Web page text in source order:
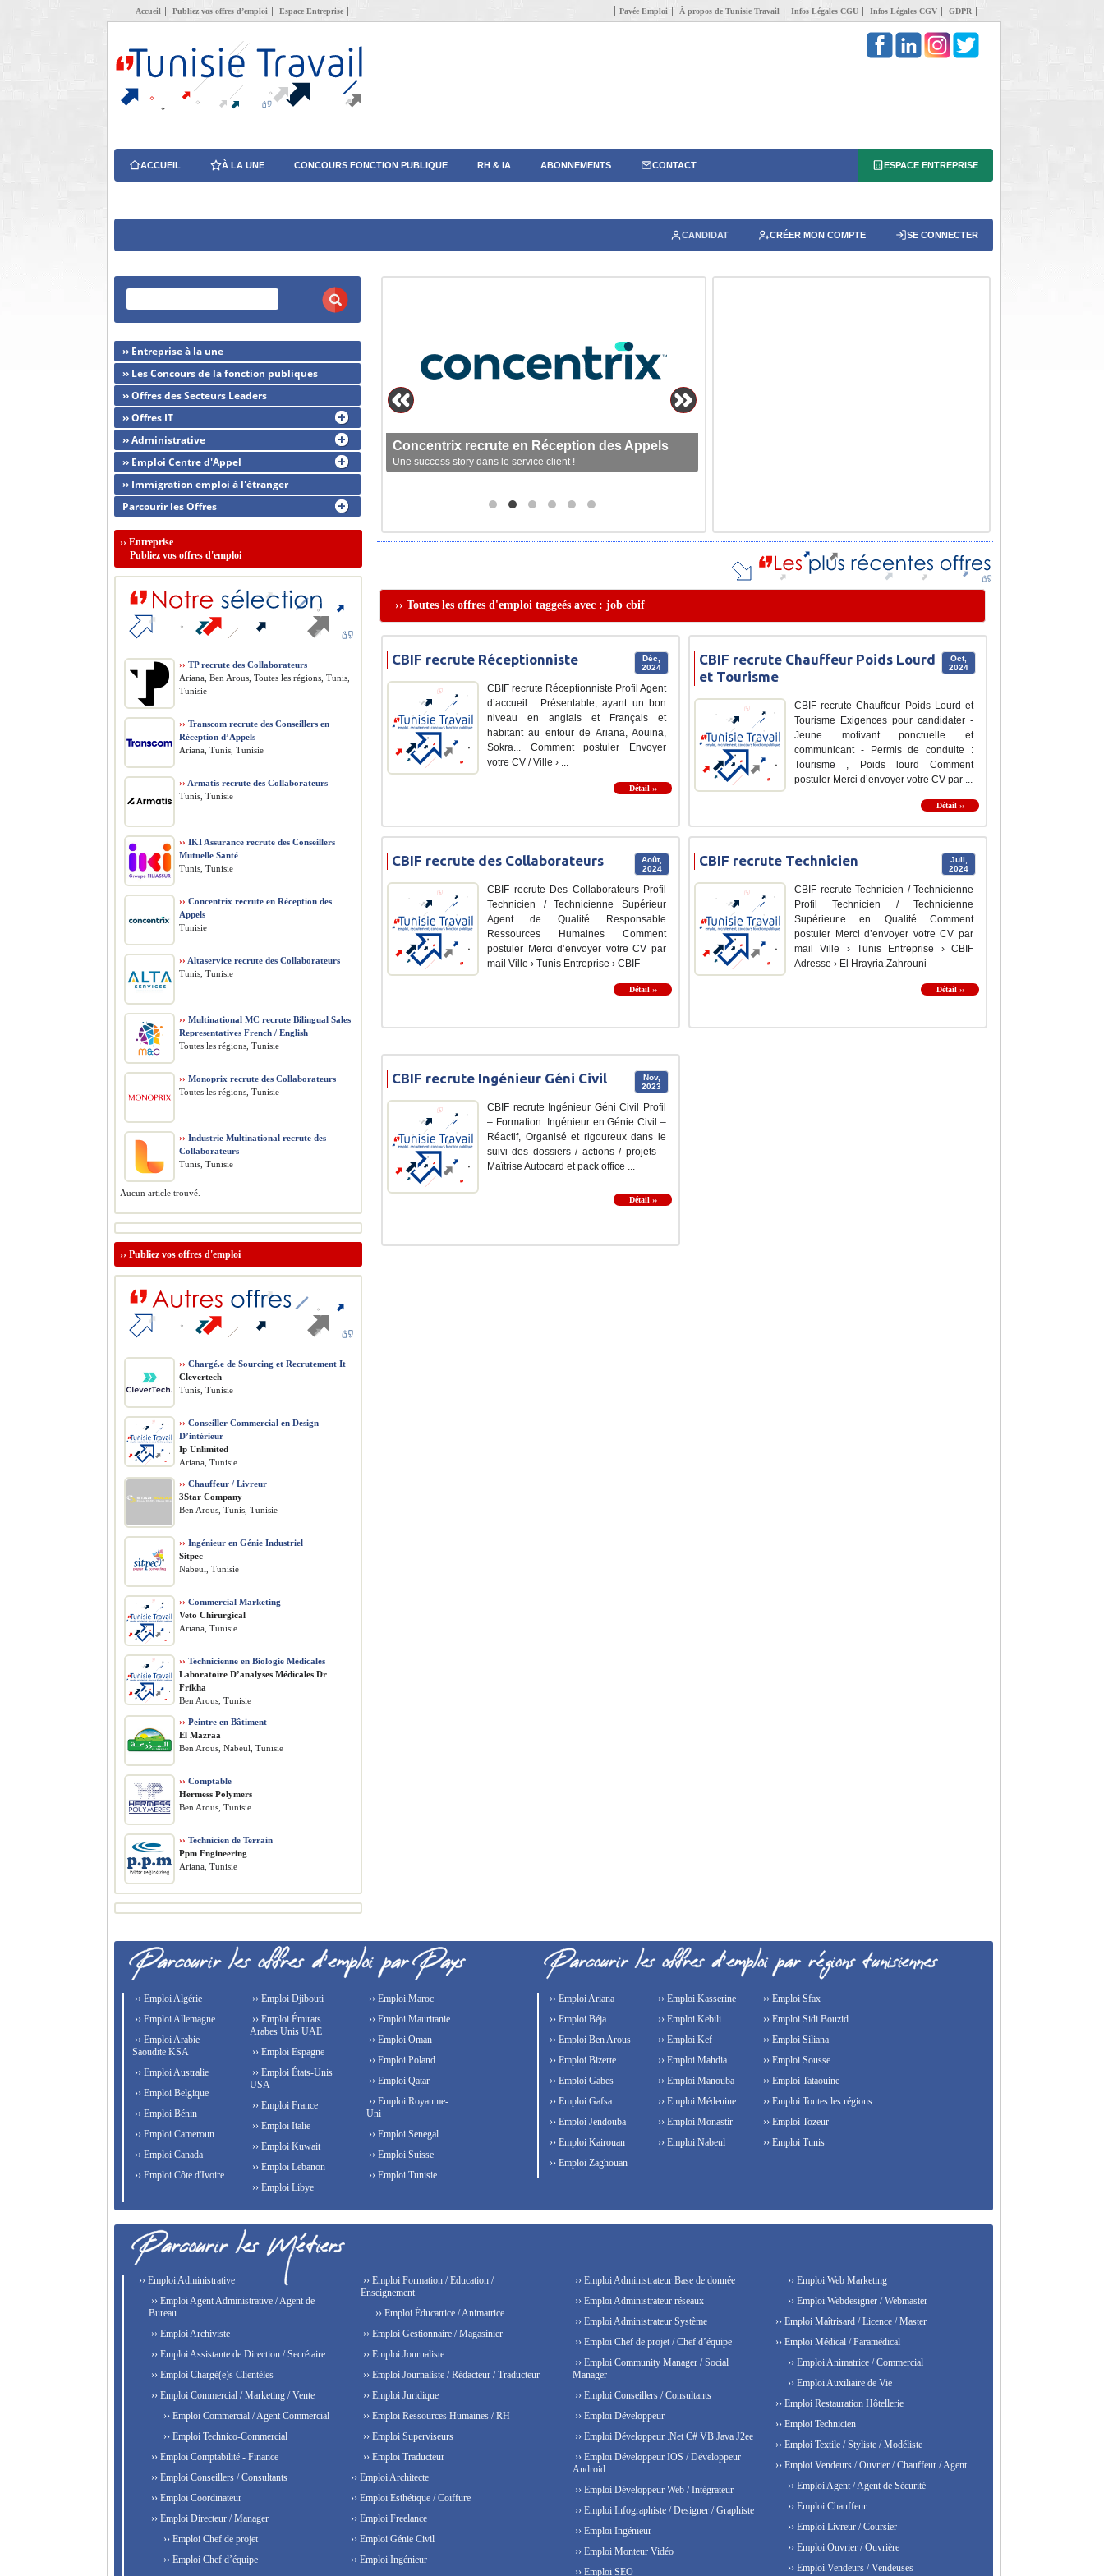
Accueil Publiez vos offres d’emploi Espace Entreprise Pavée Emploi À propos de Tunisie Travail Infos Légales CGU Infos Légales CGV GDPR
ACCUEIL À LA UNE CONCOURS FONCTION PUBLIQUE RH & IA ABONNEMENTS CONTACT ESPACE ENTREPRISE
CANDIDAT CRÉER MON COMPTE SE CONNECTER
Concentrix recrute en Réception des Appels
Une success story dans le service client !
›› Toutes les offres d'emploi taggeés avec : job cbif
Déc,
2024
CBIF recrute Réceptionniste
CBIF recrute Réceptionniste Profil Agent
d’accueil : Présentable, ayant un bon
niveau en anglais et Français et
habitant au entour de Ariana, Aouina,
Sokra... Comment postuler Envoyer
votre CV / Ville › ...
Détail ››
Oct,
2024
CBIF recrute Chauffeur Poids Lourd
et Tourisme
CBIF recrute Chauffeur Poids Lourd et
Tourisme Exigences pour candidater -
Jeune motivant ponctuelle et
communicant - Permis de conduite :
Tourisme , Poids lourd Comment
postuler Merci d’envoyer votre CV par ...
Détail ››
Août,
2024
CBIF recrute des Collaborateurs
CBIF recrute Des Collaborateurs Profil
Technicien / Technicienne Supérieur
Agent de Qualité Responsable
Ressources Humaines Comment
postuler Merci d’envoyer votre CV par
mail Ville › Tunis Entreprise › CBIF
Détail ››
Juil,
2024
CBIF recrute Technicien
CBIF recrute Technicien / Technicienne
Profil Technicien / Technicienne
Supérieur.e en Qualité Comment
postuler Merci d’envoyer votre CV par
mail Ville › Tunis Entreprise › CBIF
Adresse › El Hrayria.Zahrouni
Détail ››
Nov,
2023
CBIF recrute Ingénieur Géni Civil
CBIF recrute Ingénieur Géni Civil Profil
– Formation: Ingénieur en Génie Civil –
Réactif, Organisé et rigoureux dans le
suivi des dossiers / actions / projets –
Maîtrise Autocard et pack office ...
Détail ››
›› Entreprise à la une
›› Les Concours de la fonction publiques
›› Offres des Secteurs Leaders
›› Offres IT
›› Administrative
›› Emploi Centre d'Appel
›› Immigration emploi à l'étranger
Parcourir les Offres
›› Entreprise
Publiez vos offres d'emploi
›› TP recrute des Collaborateurs
Ariana, Ben Arous, Toutes les régions, Tunis,
Tunisie
›› Transcom recrute des Conseillers en
Réception d’Appels
Ariana, Tunis, Tunisie
›› Armatis recrute des Collaborateurs
Tunis, Tunisie
›› IKI Assurance recrute des Conseillers
Mutuelle Santé
Tunis, Tunisie
›› Concentrix recrute en Réception des
Appels
Tunisie
›› Altaservice recrute des Collaborateurs
Tunis, Tunisie
›› Multinational MC recrute Bilingual Sales
Representatives French / English
Toutes les régions, Tunisie
›› Monoprix recrute des Collaborateurs
Toutes les régions, Tunisie
›› Industrie Multinational recrute des
Collaborateurs
Tunis, Tunisie
Aucun article trouvé.
›› Publiez vos offres d'emploi
›› Chargé.e de Sourcing et Recrutement It
Clevertech
Tunis, Tunisie
›› Conseiller Commercial en Design
D’intérieur
Ip Unlimited
Ariana, Tunisie
›› Chauffeur / Livreur
3Star Company
Ben Arous, Tunis, Tunisie
›› Ingénieur en Génie Industriel
Sitpec
Nabeul, Tunisie
›› Commercial Marketing
Veto Chirurgical
Ariana, Tunisie
›› Technicienne en Biologie Médicales
Laboratoire D’analyses Médicales Dr
Frikha
Ben Arous, Tunisie
›› Peintre en Bâtiment
El Mazraa
Ben Arous, Nabeul, Tunisie
›› Comptable
Hermess Polymers
Ben Arous, Tunisie
›› Technicien de Terrain
Ppm Engineering
Ariana, Tunisie
›› Emploi Algérie
›› Emploi Allemagne
›› Emploi Arabie
Saoudite KSA
›› Emploi Australie
›› Emploi Belgique
›› Emploi Bénin
›› Emploi Cameroun
›› Emploi Canada
›› Emploi Côte d'Ivoire
›› Emploi Djibouti
›› Emploi Émirats
Arabes Unis UAE
›› Emploi Espagne
›› Emploi États-Unis
USA
›› Emploi France
›› Emploi Italie
›› Emploi Kuwait
›› Emploi Lebanon
›› Emploi Libye
›› Emploi Maroc
›› Emploi Mauritanie
›› Emploi Oman
›› Emploi Poland
›› Emploi Qatar
›› Emploi Royaume-
Uni
›› Emploi Senegal
›› Emploi Suisse
›› Emploi Tunisie
›› Emploi Ariana
›› Emploi Béja
›› Emploi Ben Arous
›› Emploi Bizerte
›› Emploi Gabes
›› Emploi Gafsa
›› Emploi Jendouba
›› Emploi Kairouan
›› Emploi Kasserine
›› Emploi Kebili
›› Emploi Kef
›› Emploi Mahdia
›› Emploi Manouba
›› Emploi Médenine
›› Emploi Monastir
›› Emploi Nabeul
›› Emploi Sfax
›› Emploi Sidi Bouzid
›› Emploi Siliana
›› Emploi Sousse
›› Emploi Tataouine
›› Emploi Toutes les régions
›› Emploi Tozeur
›› Emploi Tunis
›› Emploi Zaghouan
›› Emploi Administrative
›› Emploi Agent Administrative / Agent de
Bureau
›› Emploi Archiviste
›› Emploi Assistante de Direction / Secrétaire
›› Emploi Chargé(e)s Clientèles
›› Emploi Commercial / Marketing / Vente
›› Emploi Commercial / Agent Commercial
›› Emploi Technico-Commercial
›› Emploi Comptabilité - Finance
›› Emploi Conseillers / Consultants
›› Emploi Coordinateur
›› Emploi Directeur / Manager
›› Emploi Chef de projet
›› Emploi Chef d’équipe
›› Emploi Formation / Education /
Enseignement
›› Emploi Éducatrice / Animatrice
›› Emploi Gestionnaire / Magasinier
›› Emploi Journaliste
›› Emploi Journaliste / Rédacteur / Traducteur
›› Emploi Juridique
›› Emploi Ressources Humaines / RH
›› Emploi Superviseurs
›› Emploi Traducteur
›› Emploi Architecte
›› Emploi Esthétique / Coiffure
›› Emploi Freelance
›› Emploi Génie Civil
›› Emploi Ingénieur
›› Emploi Administrateur Base de donnée
›› Emploi Administrateur réseaux
›› Emploi Administrateur Système
›› Emploi Chef de projet / Chef d’équipe
›› Emploi Community Manager / Social
Manager
›› Emploi Conseillers / Consultants
›› Emploi Développeur
›› Emploi Développeur .Net C# VB Java J2ee
›› Emploi Développeur IOS / Développeur
Android
›› Emploi Développeur Web / Intégrateur
›› Emploi Infographiste / Designer / Graphiste
›› Emploi Ingénieur
›› Emploi Monteur Vidéo
›› Emploi SEO
›› Emploi Web Marketing
›› Emploi Webdesigner / Webmaster
›› Emploi Maîtrisard / Licence / Master
›› Emploi Médical / Paramédical
›› Emploi Animatrice / Commercial
›› Emploi Auxiliaire de Vie
›› Emploi Restauration Hôtellerie
›› Emploi Technicien
›› Emploi Textile / Styliste / Modéliste
›› Emploi Vendeurs / Ouvrier / Chauffeur / Agent
›› Emploi Agent / Agent de Sécurité
›› Emploi Chauffeur
›› Emploi Livreur / Coursier
›› Emploi Ouvrier / Ouvrière
›› Emploi Vendeurs / Vendeuses